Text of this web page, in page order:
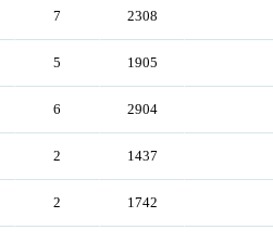
7 2308
5 1905
6 2904
2 1437
2 1742